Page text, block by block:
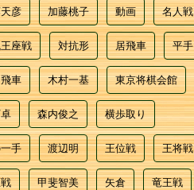
彦 加藤桃子 動画 名人戦
座戦 対抗形 居飛車 平手
車 木村一基 東京将棋会館
森内俊之 横歩取り
手 渡辺明 王位戦 王将戦
甲斐智美 矢倉 竜王戦